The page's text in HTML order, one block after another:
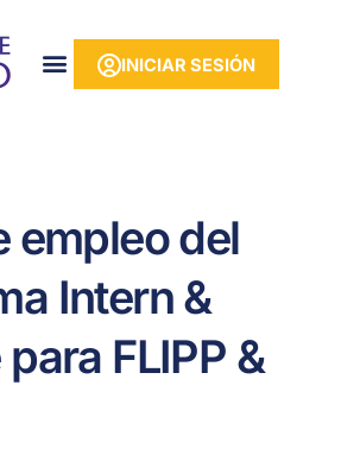
INICIAR SESIÓN
empleo del
Intern &
FLIPP &